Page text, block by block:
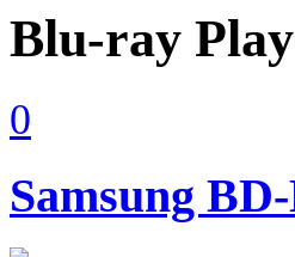
Blu-ray
0
Samsung